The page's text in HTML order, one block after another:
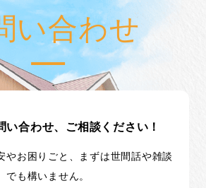
い合わせ
い合わせ、ご相談ください！
やお困りごと、まずは世間話や雑談
でも構いません。